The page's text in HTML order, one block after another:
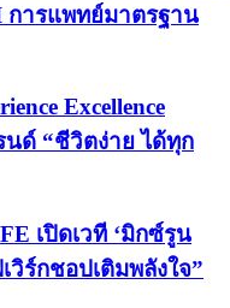
ารแพทย์มาตรฐาน
Excellence
ด์ “ชีวิตง่าย ได้ทุก
เปิดเวที ‘มิกซ์รูน
ร์กชอปเติมพลังใจ”